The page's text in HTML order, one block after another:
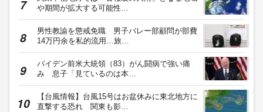
や期間が拡大する可能性…
男性教諭を懲戒免職 男子バレー部顧問が部費
14万円余を私的流用…旅…
バイデン前米大統領（83）がん闘病で強い痛
み 息子「見ているのは本…
【台風情報】台風15号はお盆休みに東北地方に
直撃する恐れ 関東も影…